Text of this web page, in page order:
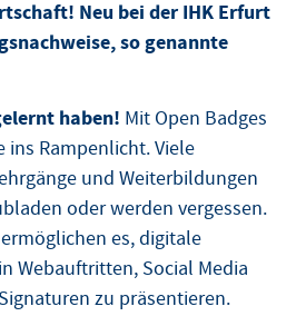
Neu bei der IHK Erfurt
so genannte
haben! Mit Open Badges
Rampenlicht. Viele
und Weiterbildungen
oder werden vergessen.
es, digitale
Webauftritten, Social Media
zu präsentieren.